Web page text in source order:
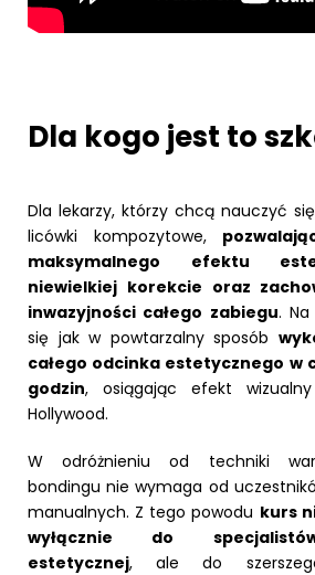
Dla kogo jest to
Dla lekarzy, którzy chcą nauczyć
licówki kompozytowe,
maksymalnego efektu
niewielkiej korekcie oraz
inwazyjności całego zabiegu. Na
się jak w powtarzalny sposób
całego odcinka estetycznego w
godzin, osiągając efekt
Hollywood.
W odróżnieniu od techniki
bondingu nie wymaga od
manualnych. Z tego powodu kurs
wyłącznie do
estetycznej, ale do